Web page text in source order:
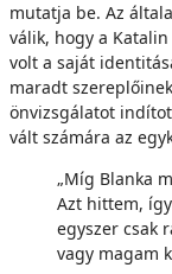
mutatja be. Az
válik, hogy a
volt a saját
maradt
önvizsgálatot
vált számára az
„Míg Blanka
Azt hittem,
egyszer csak
vagy magam